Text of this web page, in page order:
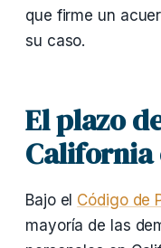
que firme un
su caso.
El plazo
California
Bajo el Código de
mayoría de las